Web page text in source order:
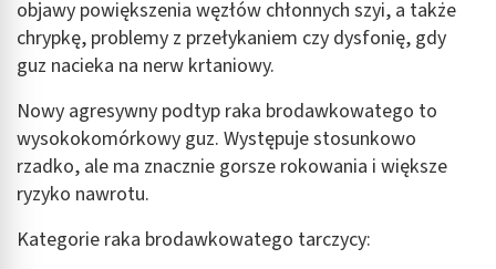
objawy powiększenia węzłów chłonnych szyi, a także
chrypkę, problemy z przełykaniem czy dysfonię, gdy
guz nacieka na nerw krtaniowy.
Nowy agresywny podtyp raka brodawkowatego to
wysokokomórkowy guz. Występuje stosunkowo
rzadko, ale ma znacznie gorsze rokowania i większe
ryzyko nawrotu.
Kategorie raka brodawkowatego tarczycy: